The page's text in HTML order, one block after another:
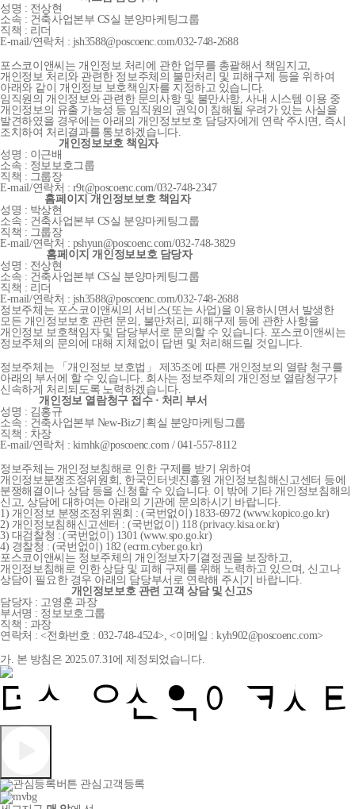
성명 : 전상현
소속 : 건축사업본부 CS실 분양마케팅그룹
직책 : 리더
E-mail/연락처 : jsh3588@poscoenc.com/032-748-2688
포스코이앤씨는 개인정보 처리에 관한 업무를 총괄해서 책임지고,
개인정보 처리와 관련한 정보주체의 불만처리 및 피해구제 등을 위하여
아래와 같이 개인정보 보호책임자를 지정하고 있습니다.
임직원의 개인정보와 관련한 문의사항 및 불만사항, 사내 시스템 이용 중
개인정보의 유출 가능성 등 임직원의 권익이 침해될 우려가 있는 사실을
발견하였을 경우에는 아래의 개인정보보호 담당자에게 연락 주시면, 즉시
조치하여 처리결과를 통보하겠습니다.
개인정보보호 책임자
성명 : 이근배
소속 : 정보보호그룹
직책 : 그룹장
E-mail/연락처 : r9t@poscoenc.com/032-748-2347
홈페이지 개인정보보호 책임자
성명 : 박상현
소속 : 건축사업본부 CS실 분양마케팅그룹
직책 : 그룹장
E-mail/연락처 : pshyun@poscoenc.com/032-748-3829
홈페이지 개인정보보호 담당자
성명 : 전상현
소속 : 건축사업본부 CS실 분양마케팅그룹
직책 : 리더
E-mail/연락처 : jsh3588@poscoenc.com/032-748-2688
정보주체는 포스코이앤씨의 서비스(또는 사업)을 이용하시면서 발생한
모든 개인정보보호 관련 문의, 불만처리, 피해구제 등에 관한 사항을
개인정보 보호책임자 및 담당부서로 문의할 수 있습니다. 포스코이앤씨는
정보주체의 문의에 대해 지체없이 답변 및 처리해드릴 것입니다.
정보주체는 「개인정보 보호법」 제35조에 따른 개인정보의 열람 청구를
아래의 부서에 할 수 있습니다. 회사는 정보주체의 개인정보 열람청구가
신속하게 처리되도록 노력하겠습니다.
개인정보 열람청구 접수 · 처리 부서
성명 : 김홍규
소속 : 건축사업본부 New-Biz기획실 분양마케팅그룹
직책 : 차장
E-mail/연락처 : kimhk@poscoenc.com / 041-557-8112
정보주체는 개인정보침해로 인한 구제를 받기 위하여
개인정보분쟁조정위원회, 한국인터넷진흥원 개인정보침해신고센터 등에
분쟁해결이나 상담 등을 신청할 수 있습니다. 이 밖에 기타 개인정보침해의
신고, 상담에 대하여는 아래의 기관에 문의하시기 바랍니다.
1) 개인정보 분쟁조정위원회 : (국번없이) 1833-6972 (www.kopico.go.kr)
2) 개인정보침해신고센터 : (국번없이) 118 (privacy.kisa.or.kr)
3) 대검찰청 : (국번없이) 1301 (www.spo.go.kr)
4) 경찰청 : (국번없이) 182 (ecrm.cyber.go.kr)
포스코이앤씨는 정보주체의 개인정보자기결정권을 보장하고,
개인정보침해로 인한 상담 및 피해 구제를 위해 노력하고 있으며, 신고나
상담이 필요한 경우 아래의 담당부서로 연락해 주시기 바랍니다.
개인정보보호 관련 고객 상담 및 신고S
담당자 : 고영훈 과장
부서명 : 정보보호그룹
직책 : 과장
연락처 : <전화번호 : 032-748-4524>, <이메일 : kyh902@poscoenc.com>
가. 본 방침은 2025.07.31에 제정되었습니다.
관심고객등록